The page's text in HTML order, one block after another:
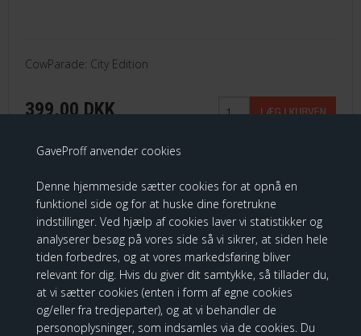
GaveProff anvender cookies
Denne hjemmeside sætter cookies for at opnå en
funktionel side og for at huske dine foretrukne
indstillinger. Ved hjælp af cookies laver vi statistikker og
analyserer besøg på vores side så vi sikrer, at siden hele
tiden forbedres, og at vores markedsføring bliver
relevant for dig. Hvis du giver dit samtykke, så tillader du,
at vi sætter cookies (enten i form af egne cookies
og/eller fra tredjeparter), og at vi behandler de
personoplysninger, som indsamles via de cookies. Du
CowParade: City Edition
399,00 DKK
CowParade - Medium, Orlando